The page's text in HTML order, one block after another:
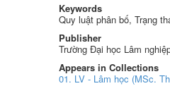
Keywords
Quy luật phân bố, Trạng
Publisher
Trường Đại học Lâm
Appears in Collections
01. LV - Lâm học (MSc.